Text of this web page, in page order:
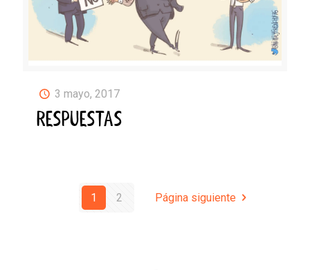
3 mayo, 2017
RESPUESTAS
1 2 Página siguiente